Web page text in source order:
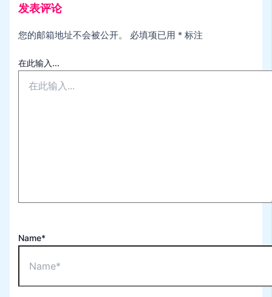
发表评论
您的邮箱地址不会被公开。 必填项已用 * 标注
在此输入...
Name*